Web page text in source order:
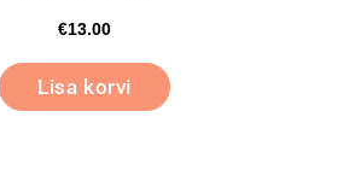
€13.00
Lisa korvi